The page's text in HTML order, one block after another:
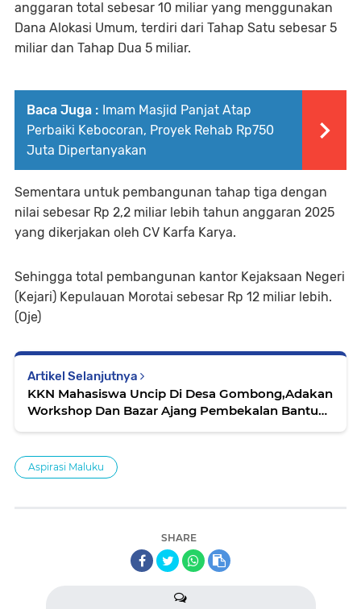
anggaran total sebesar 10 miliar yang menggunakan
Dana Alokasi Umum, terdiri dari Tahap Satu sebesar 5
miliar dan Tahap Dua 5 miliar.
Baca Juga : Imam Masjid Panjat Atap
Perbaiki Kebocoran, Proyek Rehab Rp750
Juta Dipertanyakan
Sementara untuk pembangunan tahap tiga dengan
nilai sebesar Rp 2,2 miliar lebih tahun anggaran 2025
yang dikerjakan oleh CV Karfa Karya.
Sehingga total pembangunan kantor Kejaksaan Negeri
(Kejari) Kepulauan Morotai sebesar Rp 12 miliar lebih.
(Oje)
Artikel Selanjutnya
KKN Mahasiswa Uncip Di Desa Gombong,Adakan
Workshop Dan Bazar Ajang Pembekalan Bantu
Aspirasi Maluku
SHARE